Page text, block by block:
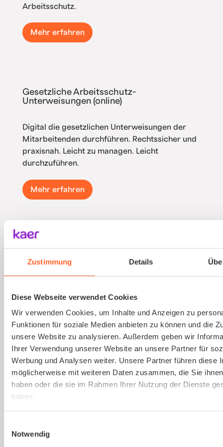
Zustimmung Details
Diese Webseite verwendet Cookies
Wir verwenden Cookies, um Inhalte und Anzeigen zu
Funktionen für soziale Medien anbieten zu können und die
unsere Website zu analysieren. Außerdem geben wir
Ihrer Verwendung unserer Website an unsere Partner für
Werbung und Analysen weiter. Unsere Partner führen diese
möglicherweise mit weiteren Daten zusammen, die Sie
haben oder die sie im Rahmen Ihrer Nutzung der Dienste
haben.
Notwendig
Arbeitsschutz.
Mehr erfahren
Gesetzliche Arbeitsschutz-
Unterweisungen (online)
Digital die gesetzlichen Unterweisungen der
Mitarbeitenden durchführen. Rechtssicher und
praxisnah. Leicht zu managen. Leicht
durchzuführen.
Mehr erfahren
Ausbildung von Sicherheitsbeauftragten
(virtuell)
Sicherheitsbeauftragten absolvieren. An nur
einem Tag. Strukturierte Schulung, praxisnah
und interessant.
Mehr erfahren